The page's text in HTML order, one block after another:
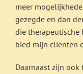
meer
gezegde en dan
die therapeutische
bied mijn cliënten
Daarnaast zijn